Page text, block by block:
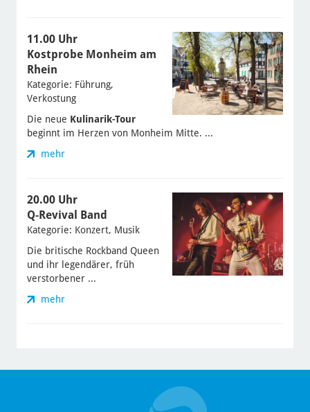
11.00 Uhr
Kostprobe Monheim am
Rhein
Kategorie: Führung,
Verkostung
Die neue Kulinarik-Tour
beginnt im Herzen von Monheim Mitte. ...
mehr
20.00 Uhr
Q-Revival Band
Kategorie: Konzert, Musik
Die britische Rockband Queen
und ihr legendärer, früh
verstorbener ...
mehr